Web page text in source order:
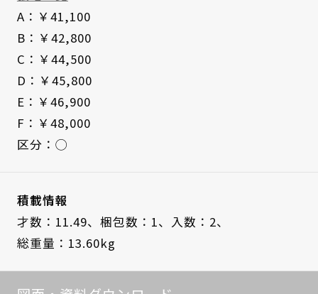
A：￥41,100
B：￥42,800
C：￥44,500
D：￥45,800
E：￥46,900
F：￥48,000
区分：◯
積載情報
才数：11.49、 梱包数：1、 入数：2、
総重量：13.60kg